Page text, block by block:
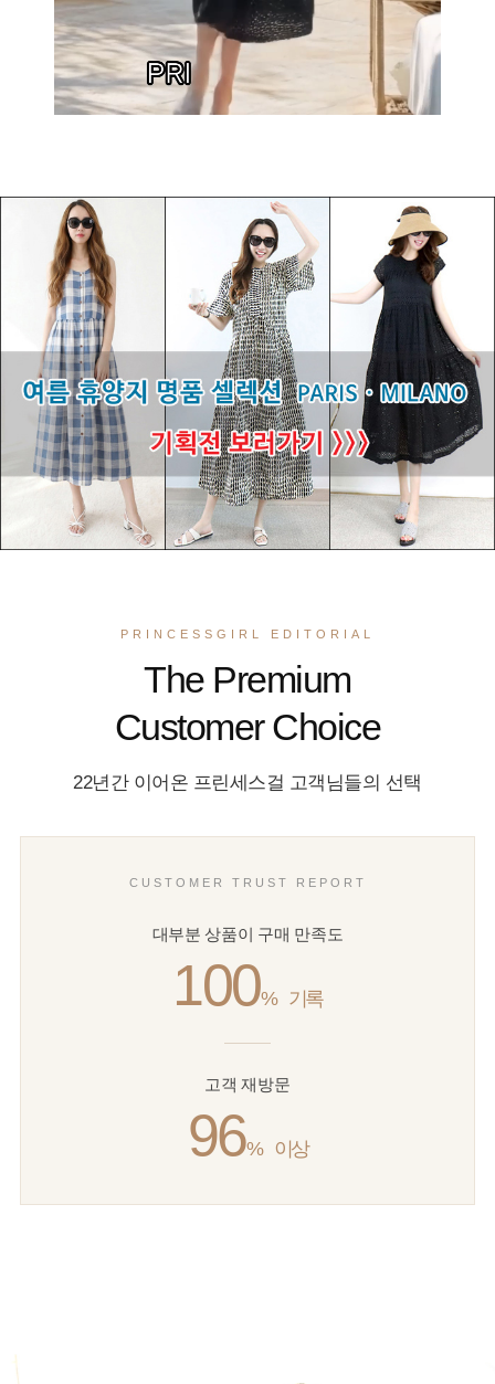
PRINCESSGIRL EDITORIAL
The Premium
Customer Choice
22년간 이어온 프린세스걸 고객님들의 선택
CUSTOMER TRUST REPORT
대부분 상품이 구매 만족도
100% 기록
고객 재방문
96% 이상